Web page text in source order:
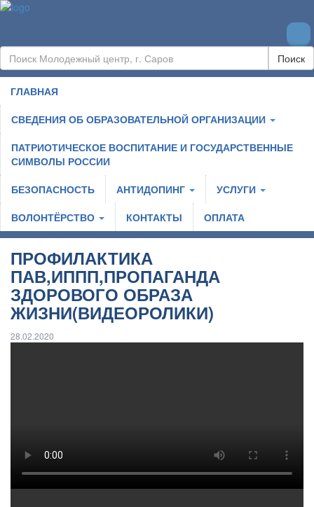
Поиск
ГЛАВНАЯ
СВЕДЕНИЯ ОБ ОБРАЗОВАТЕЛЬНОЙ ОРГАНИЗАЦИИ
ПАТРИОТИЧЕСКОЕ ВОСПИТАНИЕ И ГОСУДАРСТВЕННЫЕ
СИМВОЛЫ РОССИИ
БЕЗОПАСНОСТЬ
АНТИДОПИНГ
УСЛУГИ
ВОЛОНТЁРСТВО
КОНТАКТЫ ОПЛАТА
ПРОФИЛАКТИКА
ПАВ,ИППП,ПРОПАГАНДА
ЗДОРОВОГО ОБРАЗА
ЖИЗНИ(ВИДЕОРОЛИКИ)
28.02.2020